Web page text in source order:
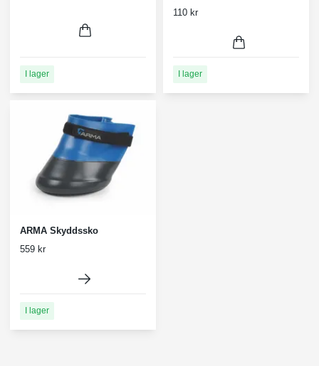
I lager
110 kr
I lager
ARMA Skyddssko
559 kr
I lager